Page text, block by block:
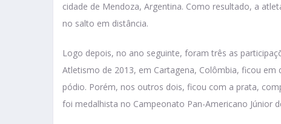
cidade de Mendoza, Argentina. Como resultado, a
no salto em distância.
Logo depois, no ano seguinte, foram três as
Atletismo de 2013, em Cartagena, Colômbia, ficou
pódio. Porém, nos outros dois, ficou com a prata,
foi medalhista no Campeonato Pan-Americano Júnior